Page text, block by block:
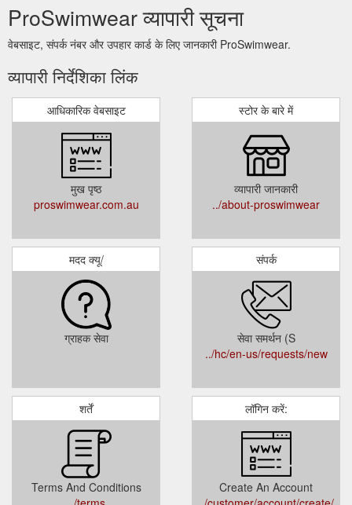
ProSwimwear व्यापारी सूचना
वेबसाइट, संपर्क नंबर और उपहार कार्ड के लिए जानकारी ProSwimwear.
व्यापारी निर्देशिका लिंक
आधिकारिक वेबसाइट
मुख पृष्ठ
proswimwear.com.au
स्टोर के बारे में
व्यापारी जानकारी
../about-proswimwear
मदद क्यू/
ग्राहक सेवा
संपर्क
सेवा समर्थन (S
../hc/en-us/requests/new
शर्तें
Terms And Conditions
लॉगिन करें:
Create An Account